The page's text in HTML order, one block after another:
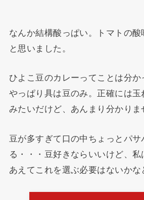
なんか結構酸っぱい。トマトの酸
と思いました。
ひよこ豆のカレーってことは分か
やっぱり具は豆のみ。正確には玉
みたいだけど、あんまり分かりま
豆が多すぎて口の中ちょっとパ
る・・・豆好きならいいけど、私
あえてこれを選ぶ必要はないかな